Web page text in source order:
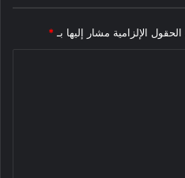
الحقول الإلزامية مشار إليها بـ *